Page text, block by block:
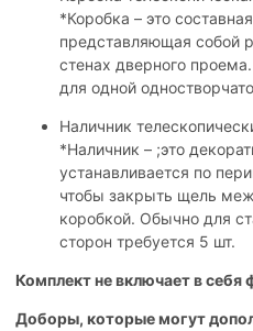
*Коробка – это
представляющая собой
стенах дверного
для одной
Наличник
*Наличник – ;это
устанавливается по
чтобы закрыть щель
коробкой. Обычно для
сторон требуется 5 шт.
Комплект не включает в
Доборы, которые могут